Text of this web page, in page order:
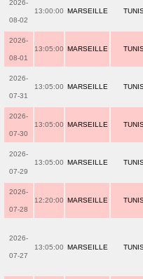
2026-
08-02
13:00:00 MARSEILLE
2026-
08-01
13:05:00 MARSEILLE
2026-
07-31
13:05:00 MARSEILLE
2026-
07-30
13:05:00 MARSEILLE
2026-
07-29
13:05:00 MARSEILLE
2026-
07-28
12:20:00 MARSEILLE
2026-
07-27
13:05:00 MARSEILLE